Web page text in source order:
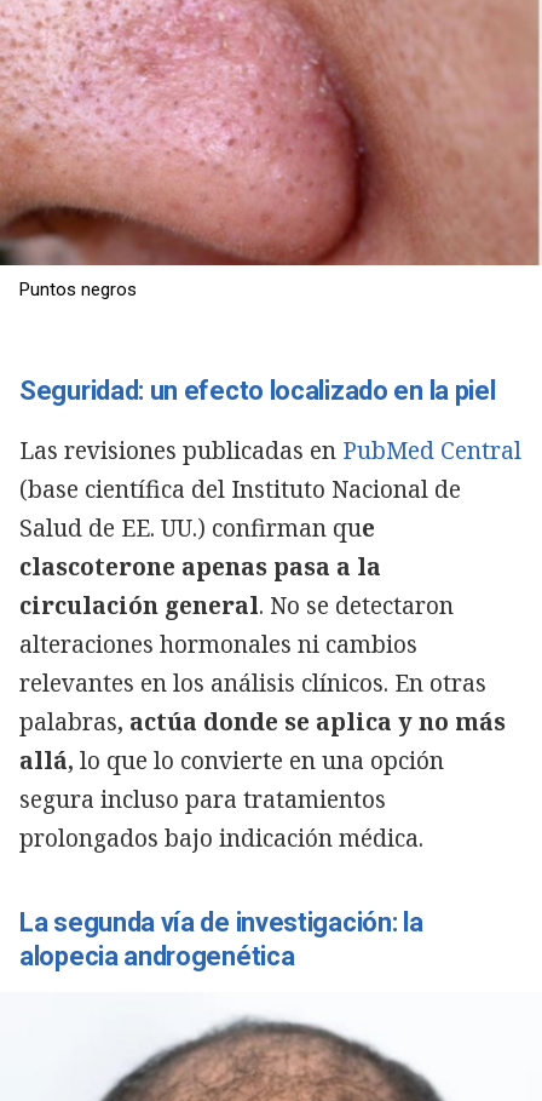
Puntos negros
Seguridad: un efecto localizado en la piel
Las revisiones publicadas en PubMed Central
(base científica del Instituto Nacional de
Salud de EE. UU.) confirman que
clascoterone apenas pasa a la
circulación general. No se detectaron
alteraciones hormonales ni cambios
relevantes en los análisis clínicos. En otras
palabras, actúa donde se aplica y no más
allá, lo que lo convierte en una opción
segura incluso para tratamientos
prolongados bajo indicación médica.
La segunda vía de investigación: la
alopecia androgenética